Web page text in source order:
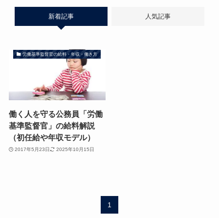
新着記事 人気記事
労働基準監督官の給料・年収・働き方
働く人を守る公務員「労働
基準監督官」の給料解説
（初任給や年収モデル）
2017年5月23日 2025年10月15日
1